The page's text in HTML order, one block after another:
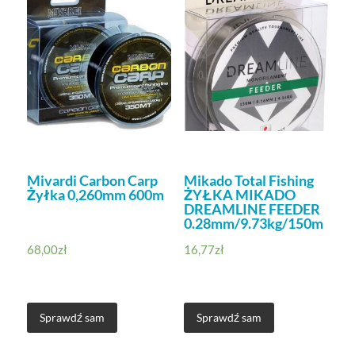
Mivardi Carbon Carp
Żyłka 0,260mm 600m
68,00zł
Sprawdź sam
Mikado Total Fishing
ŻYŁKA MIKADO
DREAMLINE FEEDER
0.28mm/9.73kg/150m
16,77zł
Sprawdź sam